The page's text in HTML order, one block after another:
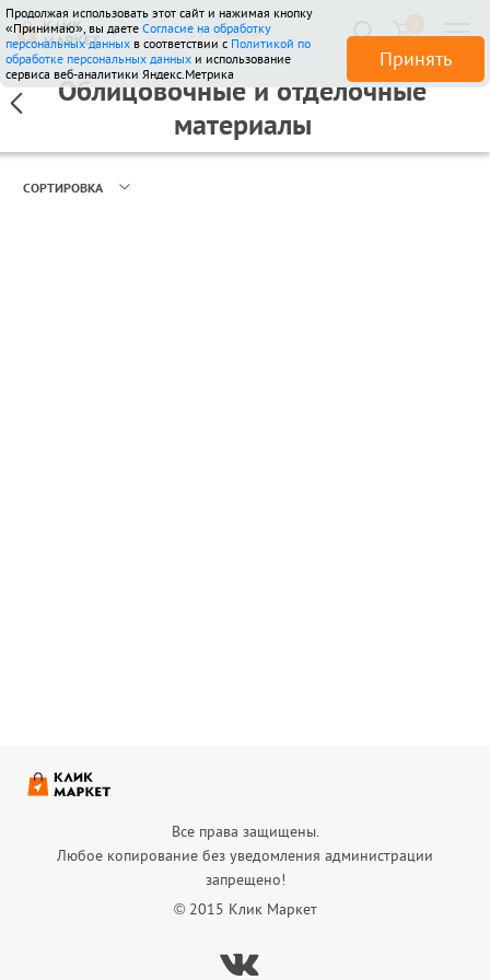
510 отзывов
Продолжая использовать этот сайт и нажимая кнопку
«Принимаю», вы даете Согласие на обработку
персональных данных в соответствии с Политикой по
обработке персональных данных и использование
сервиса веб-аналитики Яндекс.Метрика
Принять
Облицовочные и отделочные
материалы
СОРТИРОВКА
Все права защищены.
Любое копирование без уведомления администрации
запрещено!
© 2015 Клик Маркет
Вконтакте